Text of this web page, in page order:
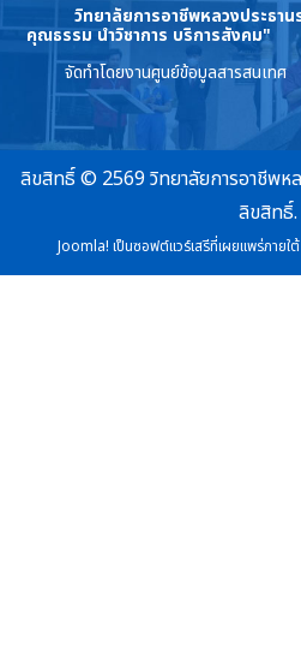
วิทยาลัยการอาชีพหลวงประธาน
คุณธรรม นำวิชาการ บริการสังคม"
จัดทำโดยงานศูนย์ข้อมูลสารสนเทศ
ลิขสิทธิ์ © 2569 วิทยาลัยการอาชีพห
ลิขสิทธิ์.
Joomla! เป็นซอฟต์แวร์เสรีที่เผยแพร่ภายใ